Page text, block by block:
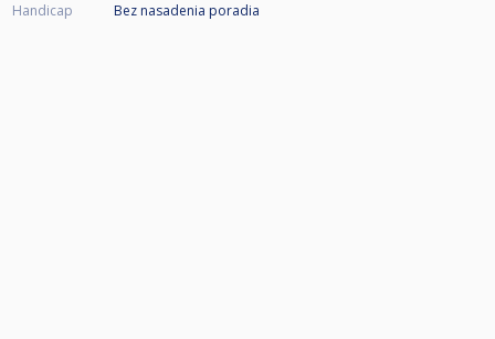
Handicap
Bez nasadenia poradia